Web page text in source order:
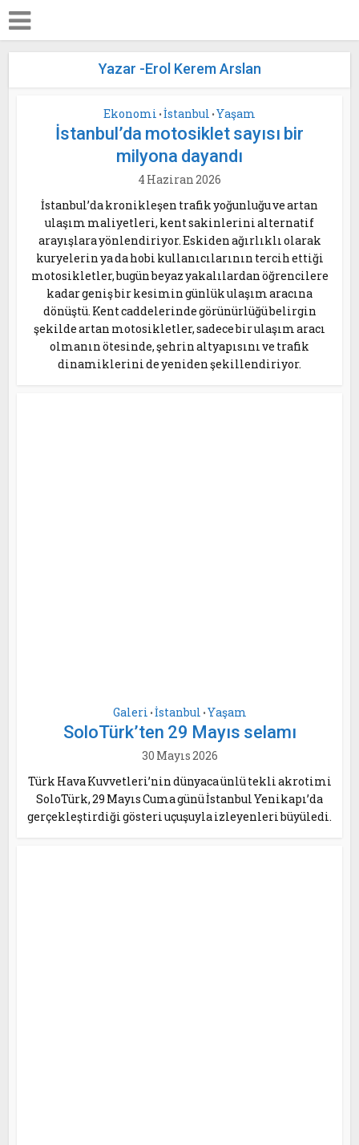
Yazar -Erol Kerem Arslan
Ekonomi •İstanbul •Yaşam
İstanbul’da motosiklet sayısı bir
milyona dayandı
4 Haziran 2026
İstanbul’da kronikleşen trafik yoğunluğu ve artan
ulaşım maliyetleri, kent sakinlerini alternatif
arayışlara yönlendiriyor. Eskiden ağırlıklı olarak
kuryelerin ya da hobi kullanıcılarının tercih ettiği
motosikletler, bugün beyaz yakalılardan öğrencilere
kadar geniş bir kesimin günlük ulaşım aracına
dönüştü. Kent caddelerinde görünürlüğü belirgin
şekilde artan motosikletler, sadece bir ulaşım aracı
olmanın ötesinde, şehrin altyapısını ve trafik
dinamiklerini de yeniden şekillendiriyor.
Galeri •İstanbul •Yaşam
SoloTürk’ten 29 Mayıs selamı
30 Mayıs 2026
Türk Hava Kuvvetleri’nin dünyaca ünlü tekli akrotimi
SoloTürk, 29 Mayıs Cuma günü İstanbul Yenikapı’da
gerçekleştirdiği gösteri uçuşuyla izleyenleri büyüledi.